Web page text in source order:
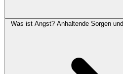
Was ist Angst? Anhaltende Sorgen